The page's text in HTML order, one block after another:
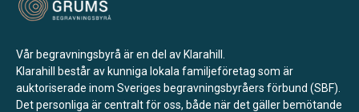
Vår begravningsbyrå är en del av Klarahill.
Klarahill består av kunniga lokala familjeföretag som är
auktoriserade inom Sveriges begravningsbyråers förbund (SBF).
Det personliga är centralt för oss, både när det gäller bemötande